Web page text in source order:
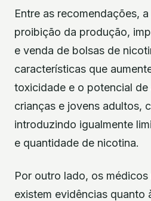
Entre as recomendações,
proibição da produção,
e venda de bolsas de
características que
toxicidade e o potencial
crianças e jovens adultos,
introduzindo igualmente
e quantidade de nicotina.
Por outro lado, os médicos
existem evidências quanto